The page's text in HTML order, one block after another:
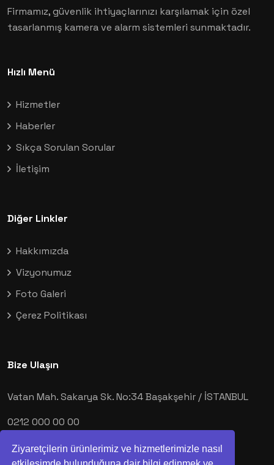
Ziyaretçilerin ürünlerimiz ve hizmetlerimizle nasıl
Firmamız, güvenlik ihtiyaçlarınızı karşılamak için özel
tasarlanmış kamera ve alarm sistemleri sunmaktadır.
Hızlı Menü
Hizmetler
Haberler
Sıkça Sorulan Sorular
İletişim
Diğer Linkler
Hakkımızda
Vizyonumuz
Foto Galeri
Çerez Politikası
Bize Ulaşın
Vatan Mah. Sakarya Sk. No:34 Başakşehir / İSTANBUL
0212 000 00 00
demo@demo.com